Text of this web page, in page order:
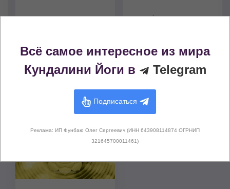
Гьян Мудра (Печать
Глубокое дыхание
Чакры, активируемые этой медитацией
Всё самое интересное из мира
Кундалини Йоги в
Telegram
Подписаться
Реклама: ИП Фунбаю Олег Сергеевич (ИНН 643908114874 ОГРНИП
321645700011461)